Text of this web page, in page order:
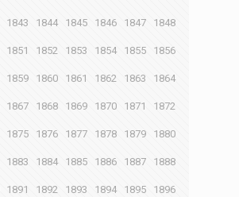
1843 1844 1845 1846 1847 1848
1851 1852 1853 1854 1855 1856
1859 1860 1861 1862 1863 1864
1867 1868 1869 1870 1871 1872
1875 1876 1877 1878 1879 1880
1883 1884 1885 1886 1887 1888
1891 1892 1893 1894 1895 1896